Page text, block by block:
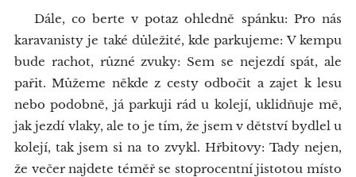
Dále, co berte v potaz ohledně spánku: Pro nás
karavanisty je také důležité, kde parkujeme: V kempu
bude rachot, různé zvuky: Sem se nejezdí spát, ale
pařit. Můžeme někde z cesty odbočit a zajet k lesu
nebo podobně, já parkuji rád u kolejí, uklidňuje mě,
jak jezdí vlaky, ale to je tím, že jsem v dětství bydlel u
kolejí, tak jsem si na to zvykl. Hřbitovy: Tady nejen,
že večer najdete téměř se stoprocentní jistotou místo